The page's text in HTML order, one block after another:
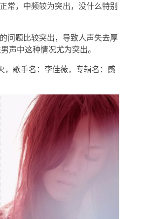
常，中频较为突出，没什么特别
问题比较突出，导致人声失去厚
声中这种情况尤为突出。
，歌手名：李佳薇，专辑名：感